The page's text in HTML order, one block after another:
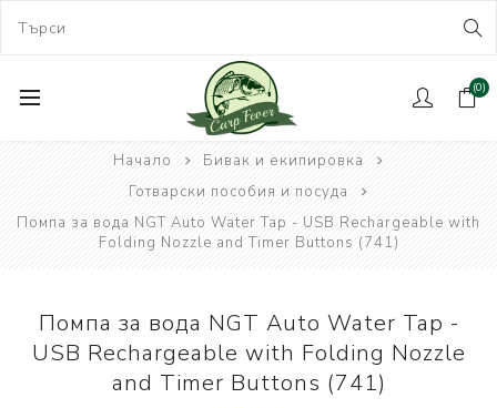
(0)
Начало
Бивак и екипировка
Готварски пособия и посуда
Помпа за вода NGT Auto Water Tap - USB Rechargeable with
Folding Nozzle and Timer Buttons (741)
Помпа за вода NGT Auto Water Tap -
USB Rechargeable with Folding Nozzle
and Timer Buttons (741)